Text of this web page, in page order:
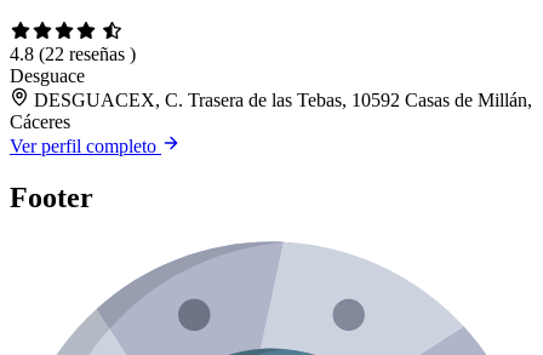
4.8 (22 reseñas )
Desguace
DESGUACEX, C. Trasera de las Tebas, 10592 Casas de Millán,
Cáceres
Ver perfil completo
Footer